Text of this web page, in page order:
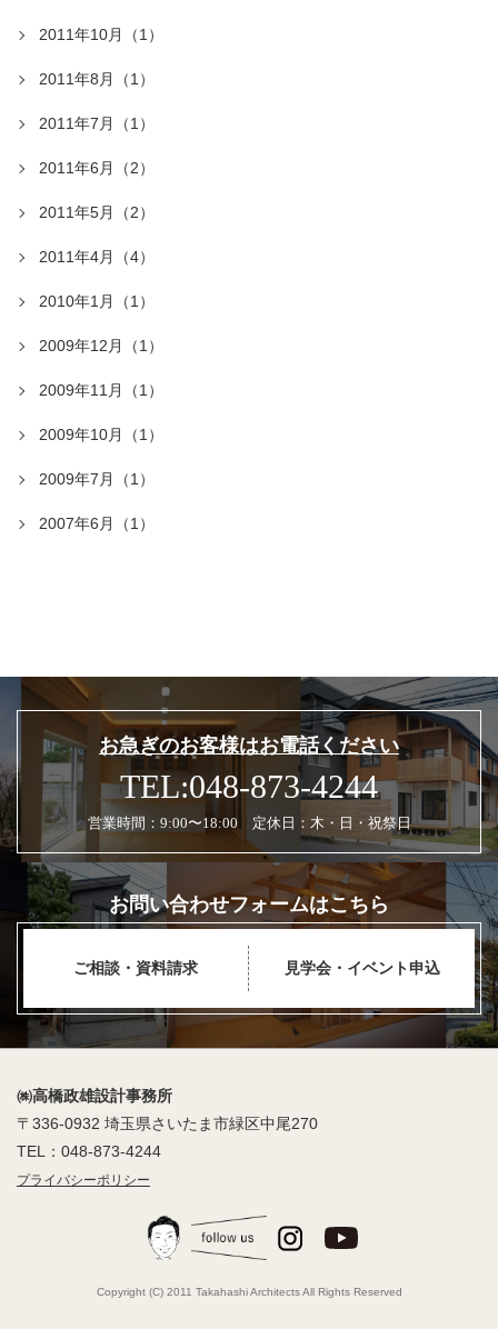
2011年10月（1）
2011年8月（1）
2011年7月（1）
2011年6月（2）
2011年5月（2）
2011年4月（4）
2010年1月（1）
2009年12月（1）
2009年11月（1）
2009年10月（1）
2009年7月（1）
2007年6月（1）
お急ぎのお客様はお電話ください
TEL:048-873-4244
営業時間：9:00〜18:00 定休日：木・日・祝祭日
お問い合わせフォームはこちら
ご相談・資料請求 見学会・イベント申込
㈱高橋政雄設計事務所
〒336-0932 埼玉県さいたま市緑区中尾270
TEL：048-873-4244
プライバシーポリシー
Copyright (C) 2011 Takahashi Architects All Rights Reserved